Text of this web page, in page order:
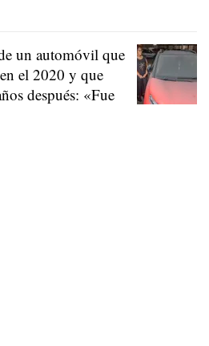
un automóvil que
el 2020 y que
después: «Fue